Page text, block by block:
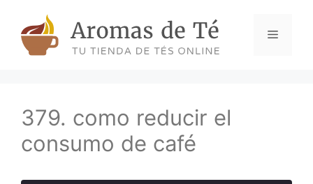
content
Menu
379. como reducir el
consumo de café